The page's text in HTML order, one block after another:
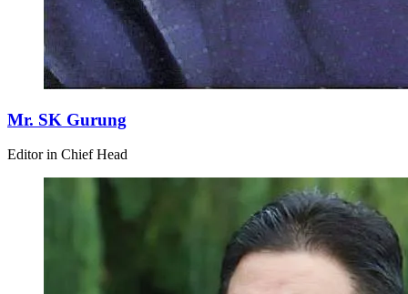
Mr. SK Gurung
Editor in Chief Head